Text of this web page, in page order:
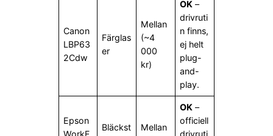
Canon
LBP63
2Cdw
Färglas
er
Mellan
(~4
000
kr)
OK –
drivruti
n finns,
ej helt
plug-
and-
play.
Epson
Bläckst
Mellan
OK –
officiell